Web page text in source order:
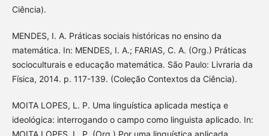
Ciência).
MENDES, I. A. Práticas sociais históricas no ensino da
matemática. In: MENDES, I. A.; FARIAS, C. A. (Org.) Práticas
socioculturais e educação matemática. São Paulo: Livraria da
Física, 2014. p. 117-139. (Coleção Contextos da Ciência).
MOITA LOPES, L. P. Uma linguística aplicada mestiça e
ideológica: interrogando o campo como linguista aplicado. In: